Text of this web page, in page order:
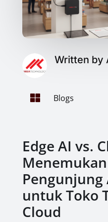
Written by
 Blogs
Edge AI vs.
Pengunjung
untuk Toko
Cloud